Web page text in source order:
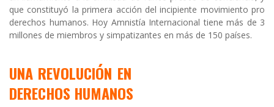
que constituyó la primera acción del incipiente movimiento pro
derechos humanos. Hoy Amnistía Internacional tiene más de 3
millones de miembros y simpatizantes en más de 150 países.
UNA REVOLUCIÓN EN
DERECHOS HUMANOS